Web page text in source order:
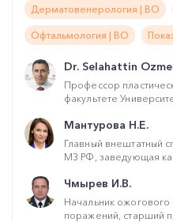
Дерматовенерология | ВО
Офтальмология | ВО
Dr. Selahattin
Профессор
факультете
Мантурова Н.Е.
Главный внештатный
МЗ РФ, заведующая
Чмырев И.В.
Начальник ожогового
поражений, старший